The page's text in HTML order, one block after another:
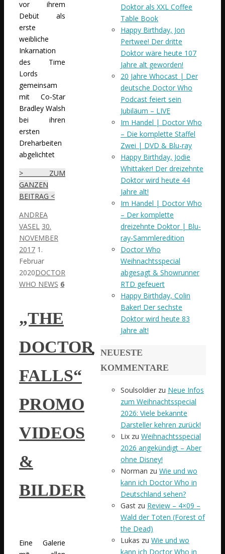
vor ihrem
Debüt als
erste
weibliche
Inkarnation
des Time
Lords
gemeinsam
mit Co-Star
Bradley Walsh
bei ihren
ersten
Dreharbeiten
abgelichtet
> ZUM
GANZEN
BEITRAG <
ANDREA
VASEL 30.
NOVEMBER
2017 1.
Februar
2020DOCTOR
WHO NEWS 6
„THE
DOCTOR
FALLS“
PROMO
VIDEOS
&
BILDER
Eine Galerie
Doktor als XXL Coffee
Table Book
Happy Birthday, Jon
Pertwee! Der dritte
Doktor wäre heute 107
Jahre alt geworden!
20 Jahre Whocast | Der
deutsche Doctor Who
Podcast feiert sein
Jubiläum – LIVE
Im Handel | Doctor Who
– Die komplette Staffel
Zwei | DVD & Blu-ray
Happy Birthday, Jodie
Whittaker! Der dreizehnte
Doktor wird heute 44
Jahre alt!
Im Handel | Doctor Who
– Der komplette
dreizehnte Doktor | Blu-
ray-Sammleredition
Doctor Who
Weihnachtsspecial
abgesagt & Showrunner
RTD gefeuert
Happy Birthday, Colin
Baker! Der sechste
Doktor wird heute 83
Jahre alt!
NEUESTE
KOMMENTARE
Soulsoldier zu Neue Infos
zum Weihnachtsspecial
2026: Viele bekannte
Darsteller kehren zurück!
Lix zu Weihnachtsspecial
2026 angekündigt – Aber
ohne Disney!
Norman zu Wie und wo
kann ich Doctor Who in
Deutschland sehen?
Gast zu Review – 4×09 –
Wald der Toten (Forest of
the Dead)
Lukas zu Wie und wo
kann ich Doctor Who in